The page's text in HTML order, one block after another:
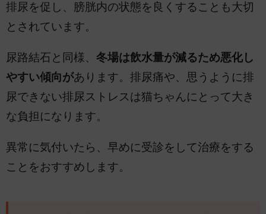
排尿を促し、膀胱内の状態を良くすることも大切
とされています。
尿路結石と同様、 冬場は飲水量が減るため悪化し
やすい傾向があります。排尿痛や、思うように排
尿できない排尿ストレスは猫ちゃんにとって大き
な負担になります。
異常に気付いたら、早めに受診をして治療をする
ことをおすすめします。